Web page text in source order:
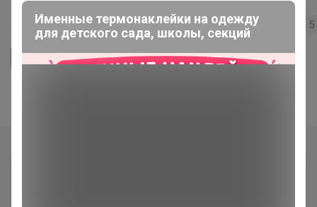
189 5.0 35.7K 36.3K 3.7K 5
Ответить
Именные термонаклейки на одежду
для детского сада, школы, секций